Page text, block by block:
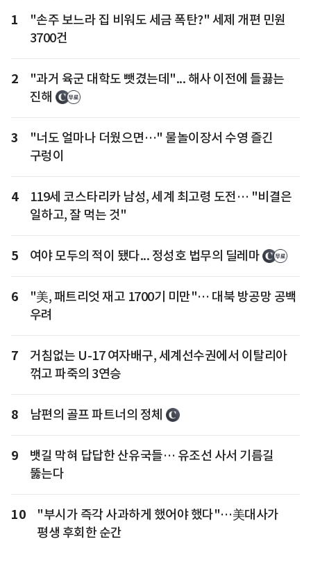
1
"손주 보느라 집 비워도 세금 폭탄?" 세제 개편 민원
3700건
2
"과거 육군 대학도 뺏겼는데"... 해사 이전에 들끓는
진해
3
"너도 얼마나 더웠으면…" 물놀이장서 수영 즐긴
구렁이
4
119세 코스타리카 남성, 세계 최고령 도전… "비결은
일하고, 잘 먹는 것"
5 여야 모두의 적이 됐다... 정성호 법무의 딜레마
6
"美, 패트리엇 재고 1700기 미만"… 대북 방공망 공백
우려
7
거침없는 U-17 여자배구, 세계선수권에서 이탈리아
꺾고 파죽의 3연승
8 남편의 골프 파트너의 정체
9
뱃길 막혀 답답한 산유국들… 유조선 사서 기름길
뚫는다
10
"부시가 즉각 사과하게 했어야 했다"…美대사가
평생 후회한 순간